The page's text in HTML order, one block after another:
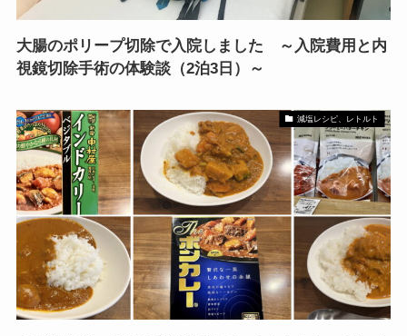
大腸のポリープ切除で入院しました ～入院費用と内
視鏡切除手術の体験談（2泊3日）～
減塩レシピ、レトルト